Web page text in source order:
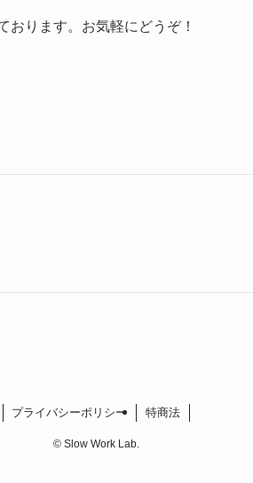
おります。お気軽にどうぞ！
プライバシーポリシー 特商法
©Slow Work Lab.